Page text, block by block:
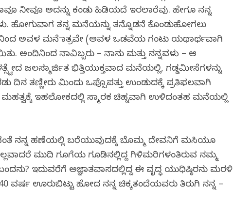
ನೀವೂ ಅದನ್ನು ಕಂಡು ಹಿಡಿಯದೆ ಇರಲಾರೆವು. ಹೇಗೂ ನನ್ನ
ಹೋಗುವಾಗ ತನ್ನ ಮನೆಯನ್ನು ತನ್ನೊಡನೆ ಕೊಂಡುಹೋಗಲು
ಅವಳ ಮನೆ ಮಾತ್ರವೇ (ಅವಳ ಒಡವೆಯ ಗಂಟು ಯಥಾರ್ಥವಾಗಿ
ಅಂದಿನಿಂದ ನಾವಿಬ್ಬರು – ನಾನು ಮತ್ತು ನನ್ನವಳು – ಆ
ಜಲಸಮ್ಮಾರ್ಜಿತ ಭಿತ್ತಿಯುಕ್ತವಾದ ಮನೆಯಲ್ಲಿ, ಗಡ್ಡಮೀಸೆಗಳನ್ನು
ತಣ್ಣೀರು ಮಿಂದು ಒಪ್ಪೊಪತ್ತು ಉಂಡುದಕ್ಕೆ ಪ್ರತಿಫಲವಾಗಿ
ಇಹಲೋಕದಲ್ಲಿ ಸ್ಮಾರಕ ಚಿಹ್ನವಾಗಿ ಉಳಿದಂತಹ ಮನೆಯಲ್ಲಿ
ನನ್ನ ಹಣೆಯಲ್ಲಿ ಬರೆಯುವುದಕ್ಕೆ ಬೊಮ್ಮ ದೇವನಿಗೆ ಮಸಿಯೂ
ಮುದಿ ಗೂಗೆಯ ಗೂಡಿನಲ್ಲಿದ್ದ ಗಿಳಿಮರಿಗಳಂತಿರುವ ನಮ್ಮ
ಇದುವರೆಗೆ ಅಜ್ಞಾತವಾಸದಲ್ಲಿದ್ದ ಈ ವೃದ್ಧ ಯುಧಿಷ್ಠಿರನು ಮರಳಿ
ವರ್ಷ ಊರುಬಿಟ್ಟು ಹೋದ ನನ್ನ ಚಿಕ್ಕತಂದೆಯವರು ತಿರುಗಿ ನನ್ನ –